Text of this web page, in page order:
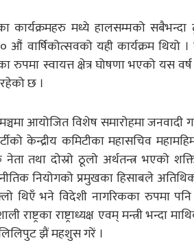
मध्ये हालसम्मको सबैभन्दा
औं वार्षिकोत्सवको यही कार्यक्रम थियो
रुपमा स्वायत्त क्षेत्र घोषणा भएको यस
छ ।
आयोजित विशेष समारोहमा जनवादी
केन्द्रीय कमिटीका महासचिव
तथा दोस्रो ठूलो अर्थतन्त्र भएको
नियोगको प्रमुखका हिसाबले
थिएँ भने विदेशी नागरिकका रुपमा
राष्ट्रका राष्ट्राध्यक्ष एवम् मन्त्री भन्दा
झैं महशुस गरें ।